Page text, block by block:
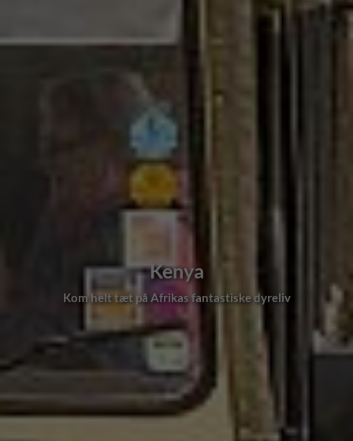
Kenya
Fællesskab og et stort udbud af rejser med dansk